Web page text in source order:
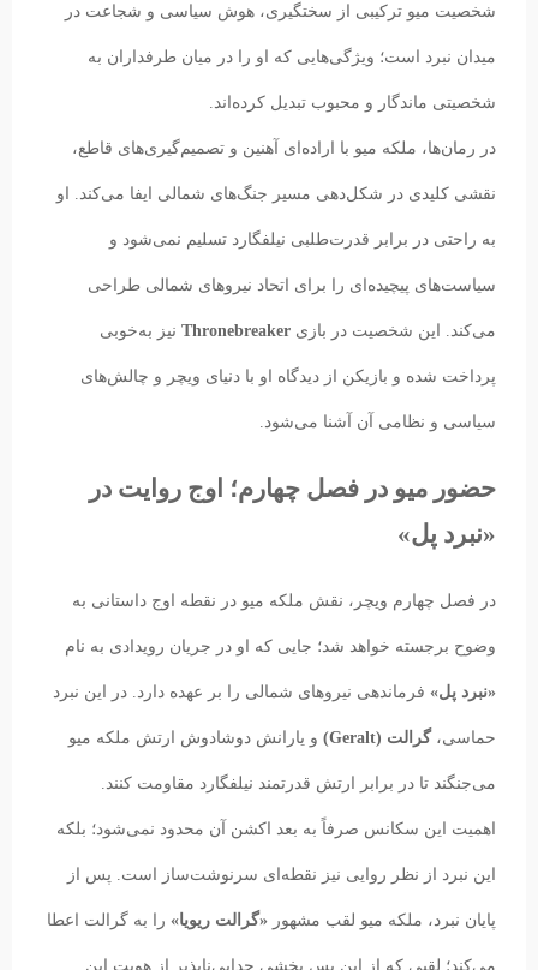
شخصیت میو ترکیبی از سختگیری، هوش سیاسی و شجاعت در
میدان نبرد است؛ ویژگی‌هایی که او را در میان طرفداران به
شخصیتی ماندگار و محبوب تبدیل کرده‌اند.
در رمان‌ها، ملکه میو با اراده‌ای آهنین و تصمیم‌گیری‌های قاطع،
نقشی کلیدی در شکل‌دهی مسیر جنگ‌های شمالی ایفا می‌کند. او
به راحتی در برابر قدرت‌طلبی نیلفگارد تسلیم نمی‌شود و
سیاست‌های پیچیده‌ای را برای اتحاد نیروهای شمالی طراحی
می‌کند. این شخصیت در بازی Thronebreaker نیز به‌خوبی
پرداخت شده و بازیکن از دیدگاه او با دنیای ویچر و چالش‌های
سیاسی و نظامی آن آشنا می‌شود.
حضور میو در فصل چهارم؛ اوج روایت در
«نبرد پل»
در فصل چهارم ویچر، نقش ملکه میو در نقطه اوج داستانی به
وضوح برجسته خواهد شد؛ جایی که او در جریان رویدادی به نام
«نبرد پل» فرماندهی نیروهای شمالی را بر عهده دارد. در این نبرد
حماسی،گرالت (Geralt) و یارانش دوشادوش ارتش ملکه میو
می‌جنگند تا در برابر ارتش قدرتمند نیلفگارد مقاومت کنند.
اهمیت این سکانس صرفاً به بعد اکشن آن محدود نمی‌شود؛ بلکه
این نبرد از نظر روایی نیز نقطه‌ای سرنوشت‌ساز است. پس از
پایان نبرد، ملکه میو لقب مشهور «گرالت ریویا» را به گرالت اعطا
می‌کند؛ لقبی که از این پس بخشی جدایی‌ناپذیر از هویت این